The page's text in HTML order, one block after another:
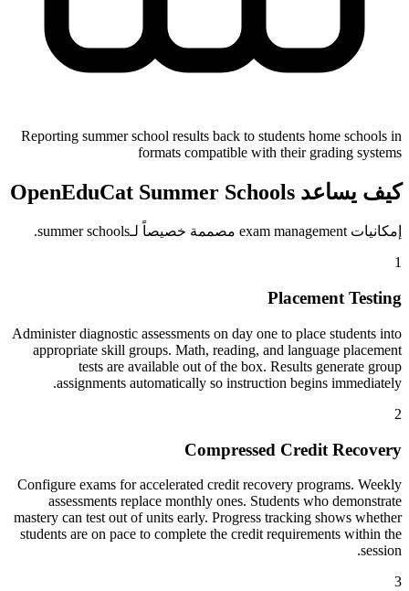
Reporting summer school results back to students home schools in
formats compatible with their grading systems
كيف يساعد OpenEduCat Summer Schools
إمكانيات exam management مصممة خصيصاً لـsummer schools.
1
Placement Testing
Administer diagnostic assessments on day one to place students into
appropriate skill groups. Math, reading, and language placement
tests are available out of the box. Results generate group
assignments automatically so instruction begins immediately.
2
Compressed Credit Recovery
Configure exams for accelerated credit recovery programs. Weekly
assessments replace monthly ones. Students who demonstrate
mastery can test out of units early. Progress tracking shows whether
students are on pace to complete the credit requirements within the
session.
3